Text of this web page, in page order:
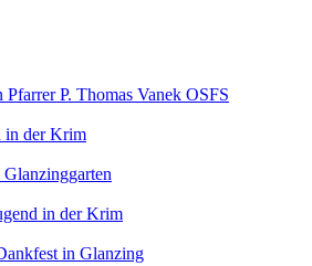
P. Thomas Vanek OSFS
in der Krim
in der Krim
in Glanzing